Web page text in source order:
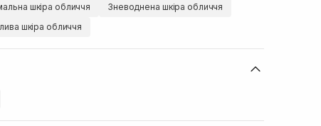
шкіра обличчя
Зневоднена шкіра обличчя
шкіра обличчя